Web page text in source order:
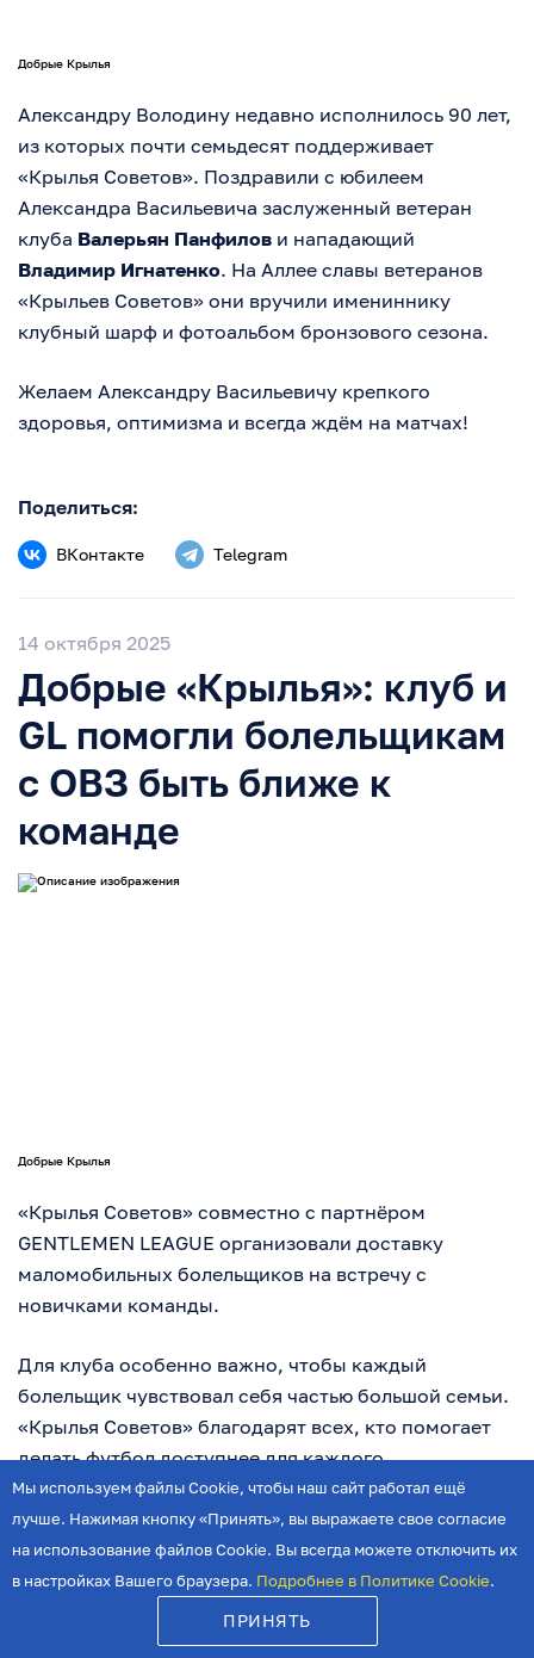
Добрые Крылья
Александру Володину недавно исполнилось 90 лет,
из которых почти семьдесят поддерживает
«Крылья Советов». Поздравили с юбилеем
Александра Васильевича заслуженный ветеран
клуба Валерьян Панфилов и нападающий
Владимир Игнатенко. На Аллее славы ветеранов
«Крыльев Советов» они вручили имениннику
клубный шарф и фотоальбом бронзового сезона.
Желаем Александру Васильевичу крепкого
здоровья, оптимизма и всегда ждём на матчах!
Поделиться:
ВКонтакте Telegram
14 октября 2025
Добрые «Крылья»: клуб и
GL помогли болельщикам
с ОВЗ быть ближе к
команде
Добрые Крылья
«Крылья Советов» совместно с партнёром
GENTLEMEN LEAGUE организовали доставку
маломобильных болельщиков на встречу с
новичками команды.
Для клуба особенно важно, чтобы каждый
болельщик чувствовал себя частью большой семьи.
«Крылья Советов» благодарят всех, кто помогает
делать футбол доступнее для каждого.
Мы используем файлы Cookie, чтобы наш сайт работал ещё
лучше. Нажимая кнопку «Принять», вы выражаете свое согласие
на использование файлов Cookie. Вы всегда можете отключить их
в настройках Вашего браузера. Подробнее в Политике Cookie.
ПРИНЯТЬ